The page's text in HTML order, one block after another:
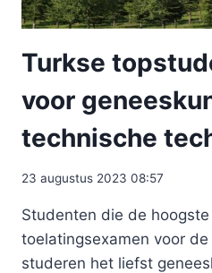
Turkse
voor
technische
23 augustus 2023 08:57
Studenten die de
toelatingsexamen voor
studeren het liefst